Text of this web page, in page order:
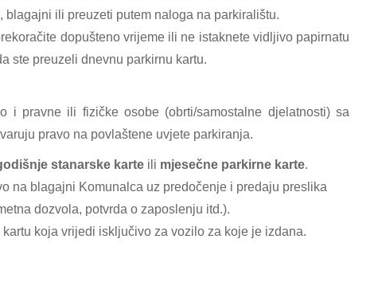
ili preuzeti putem naloga na parkiralištu.
dopušteno vrijeme ili ne istaknete vidljivo papirnatu
ste preuzeli dnevnu parkirnu kartu.
i pravne ili fizičke osobe (obrti/samostalne djelatnosti) sa
pravo na povlaštene uvjete parkiranja.
stanarske karte ili mjesečne parkirne karte.
na blagajni Komunalca uz predočenje i predaju preslika
dozvola, potvrda o zaposlenju itd.).
kartu koja vrijedi isključivo za vozilo za koje je izdana.